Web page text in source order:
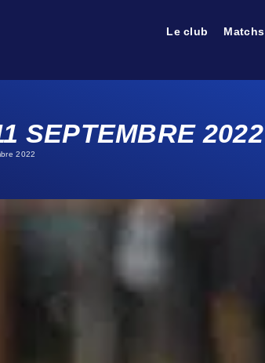
Le club Matchs
SEPTEMBRE 2022
2022